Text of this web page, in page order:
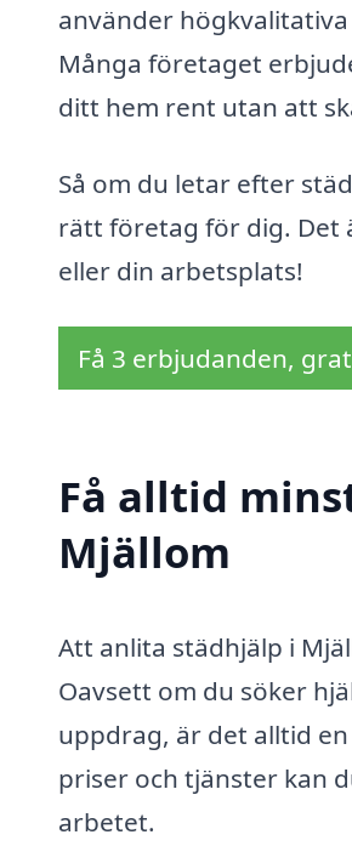
använder
Många företaget
ditt hem rent utan att
Så om du letar efter
rätt företag för dig. Det
eller din arbetsplats!
Få 3 erbjudanden,
Få alltid
Mjällom
Att anlita städhjälp i
Oavsett om du söker
uppdrag, är det alltid
priser och tjänster kan
arbetet.